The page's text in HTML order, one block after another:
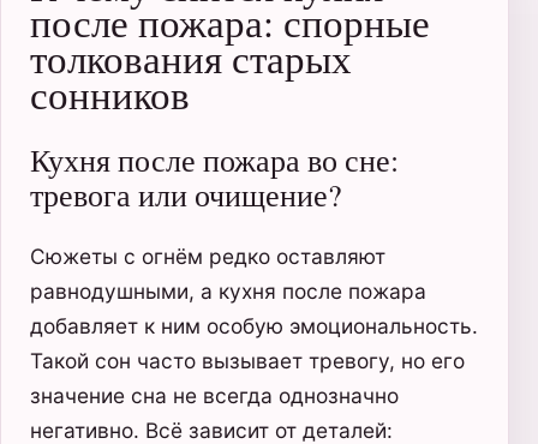
после пожара: спорные
толкования старых
сонников
Кухня после пожара во сне:
тревога или очищение?
Сюжеты с огнём редко оставляют
равнодушными, а кухня после пожара
добавляет к ним особую эмоциональность.
Такой сон часто вызывает тревогу, но его
значение сна не всегда однозначно
негативно. Всё зависит от деталей: